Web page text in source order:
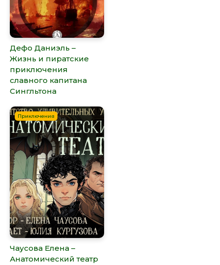
Дефо Даниэль –
Жизнь и пиратские
приключения
славного капитана
Сингльтона
Приключения
Чаусова Елена –
Анатомический театр